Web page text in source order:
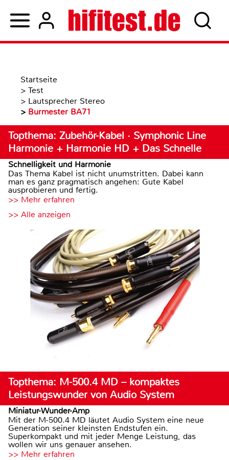
Startseite
> Test
> Lautsprecher Stereo
> Burmester BA71
Topthema: Zubehör-Kabel · Symphonic Line
Harmonie + Harmonie HD + Das Schnelle
Schnelligkeit und Harmonie
Das Thema Kabel ist nicht unumstritten. Dabei kann
man es ganz pragmatisch angehen: Gute Kabel
ausprobieren und fertig.
>> Mehr erfahren
>> Alle anzeigen
Topthema: M-500.4 MD – kompaktes
Leistungswunder von Audio System
Miniatur-Wunder-Amp
Mit der M-500.4 MD läutet Audio System eine neue
Generation seiner kleinsten Endstufen ein.
Superkompakt und mit jeder Menge Leistung, das
wollen wir uns genauer ansehen.
>> Mehr erfahren